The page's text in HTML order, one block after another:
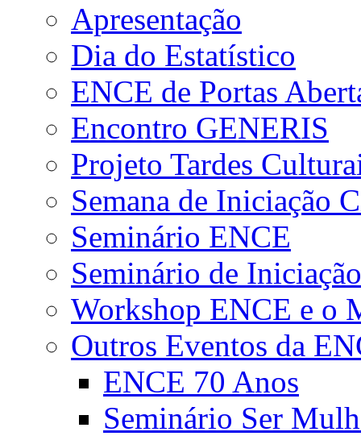
Apresentação
Dia do Estatístico
ENCE de Portas
Encontro GENERIS
Projeto Tardes
Semana de Iniciação
Seminário ENCE
Seminário de
Workshop ENCE e o
Outros Eventos da
ENCE 70 Anos
Seminário Ser